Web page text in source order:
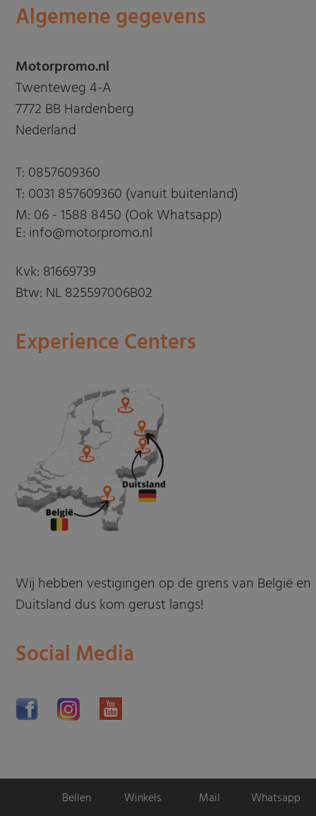
Algemene gegevens
Motorpromo.nl
Twenteweg 4-A
7772 BB Hardenberg
Nederland
T: 0857609360
T: 0031 857609360 (vanuit buitenland)
M: 06 - 1588 8450 (Ook Whatsapp)
E: info@motorpromo.nl
Kvk: 81669739
Btw: NL 825597006B02
Experience Centers
Wij hebben vestigingen op de grens van België en
Duitsland dus kom gerust langs!
Social Media
Bellen Winkels Mail Whatsapp
Motorpromo.nl door ProShops